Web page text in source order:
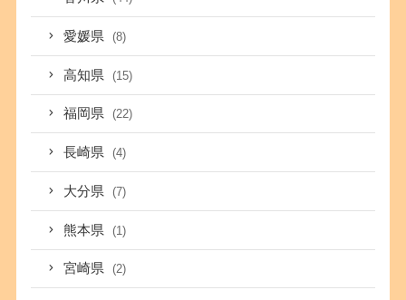
愛媛県 (8)
高知県 (15)
福岡県 (22)
長崎県 (4)
大分県 (7)
熊本県 (1)
宮崎県 (2)